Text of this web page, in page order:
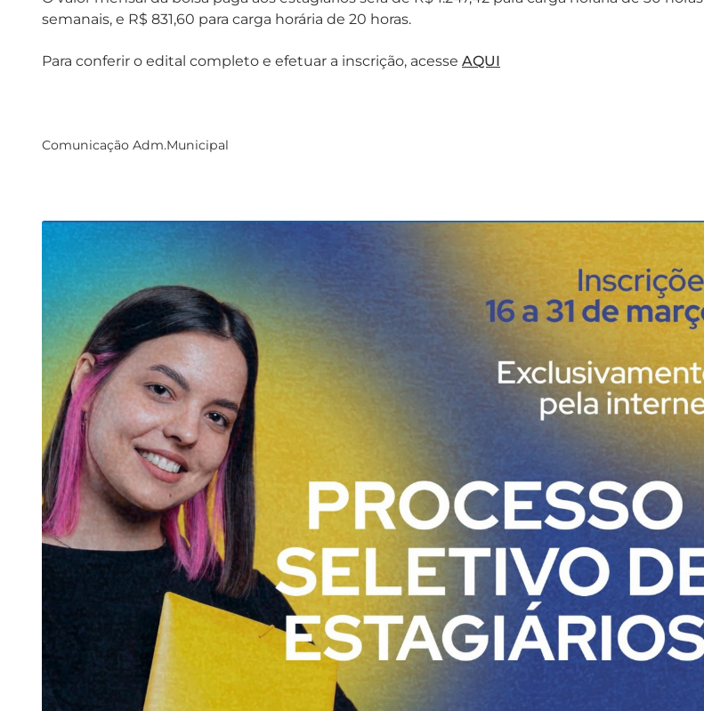
semanais, e R$ 831,60 para carga horária de 20 horas.
Para conferir o edital completo e efetuar a inscrição, acesse AQUI
Comunicação Adm.Municipal